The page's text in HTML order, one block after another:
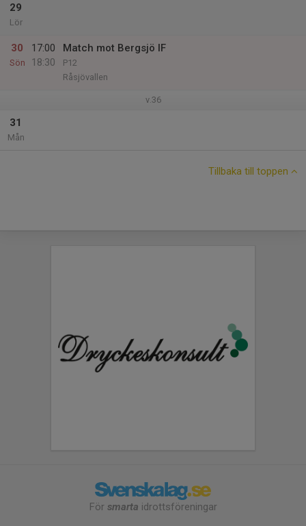
29
Lör
30
Sön
17:00
18:30
Match mot Bergsjö IF
P12
Råsjövallen
v.36
31
Mån
Tillbaka till toppen
För smarta idrottsföreningar